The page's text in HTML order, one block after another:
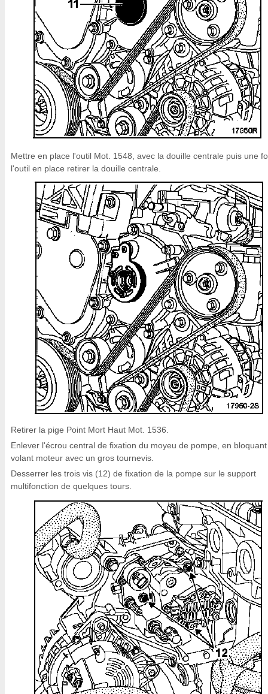
Mettre en place l'outil Mot. 1548, avec la douille centrale puis une
l'outil en place retirer la douille centrale.
Retirer la pige Point Mort Haut Mot. 1536.
Enlever l'écrou central de fixation du moyeu de pompe, en
volant moteur avec un gros tournevis.
Desserrer les trois vis (12) de fixation de la pompe sur le support
multifonction de quelques tours.